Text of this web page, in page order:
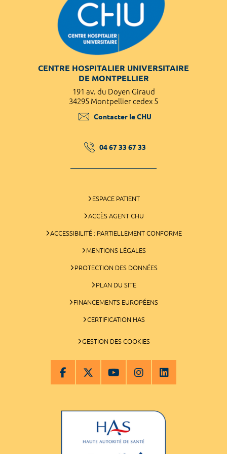
CENTRE HOSPITALIER UNIVERSITAIRE
DE MONTPELLIER
191 av. du Doyen Giraud
34295 Montpellier cedex 5
Contacter le CHU
04 67 33 67 33
ESPACE PATIENT
ACCÈS AGENT CHU
ACCESSIBILITÉ : PARTIELLEMENT CONFORME
MENTIONS LÉGALES
PROTECTION DES DONNÉES
PLAN DU SITE
FINANCEMENTS EUROPÉENS
CERTIFICATION HAS
GESTION DES COOKIES